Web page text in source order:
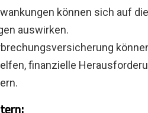
können sich auf die
auswirken.
finanzielle